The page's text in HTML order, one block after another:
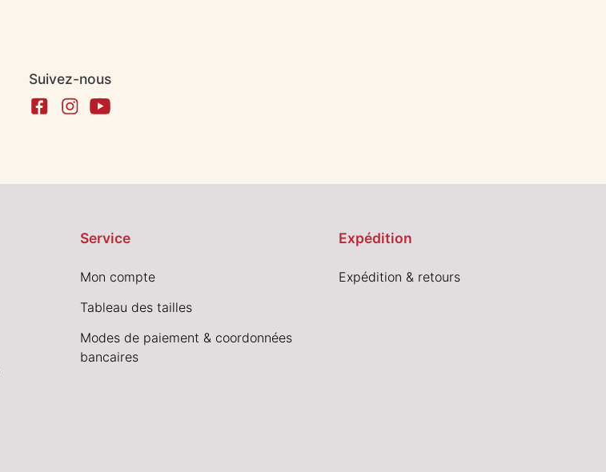
Suivez-nous
Service
Mon compte
Tableau des tailles
Modes de paiement & coordonnées
bancaires
Expédition
Expédition & retours